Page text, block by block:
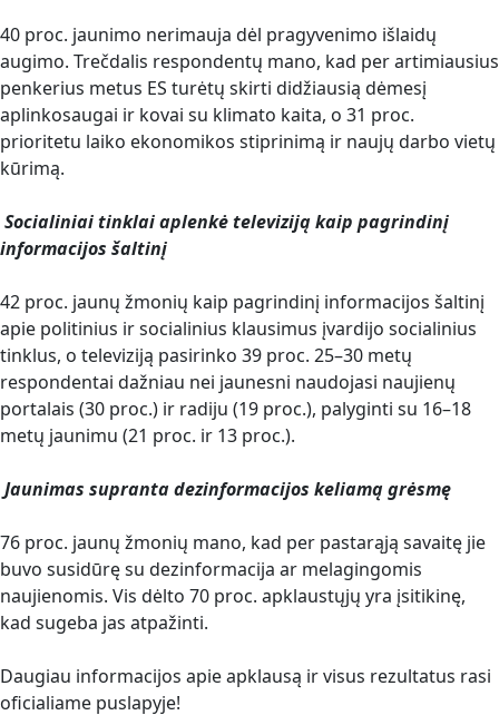
40 proc. jaunimo nerimauja dėl pragyvenimo išlaidų
augimo. Trečdalis respondentų mano, kad per artimiausius
penkerius metus ES turėtų skirti didžiausią dėmesį
aplinkosaugai ir kovai su klimato kaita, o 31 proc.
prioritetu laiko ekonomikos stiprinimą ir naujų darbo vietų
kūrimą.
Socialiniai tinklai aplenkė televiziją kaip pagrindinį
informacijos šaltinį
42 proc. jaunų žmonių kaip pagrindinį informacijos šaltinį
apie politinius ir socialinius klausimus įvardijo socialinius
tinklus, o televiziją pasirinko 39 proc. 25–30 metų
respondentai dažniau nei jaunesni naudojasi naujienų
portalais (30 proc.) ir radiju (19 proc.), palyginti su 16–18
metų jaunimu (21 proc. ir 13 proc.).
Jaunimas supranta dezinformacijos keliamą grėsmę
76 proc. jaunų žmonių mano, kad per pastarąją savaitę jie
buvo susidūrę su dezinformacija ar melagingomis
naujienomis. Vis dėlto 70 proc. apklaustųjų yra įsitikinę,
kad sugeba jas atpažinti.
Daugiau informacijos apie apklausą ir visus rezultatus rasi
oficialiame puslapyje!